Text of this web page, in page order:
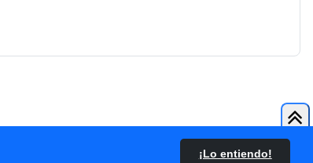
¡Lo entiendo!